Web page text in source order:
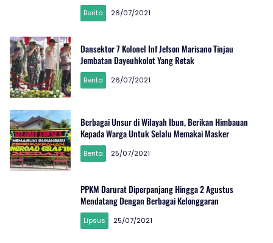
Berita 26/07/2021
Online
Dansektor 7 Kolonel Inf Jefson Marisano Tinjau
Jembatan Dayeuhkolot Yang Retak
Berita 26/07/2021
Berbagai Unsur di Wilayah Ibun, Berikan Himbauan
Kepada Warga Untuk Selalu Memakai Masker
Berita 25/07/2021
PPKM Darurat Diperpanjang Hingga 2 Agustus
Mendatang Dengan Berbagai Kelonggaran
Lipsus 25/07/2021